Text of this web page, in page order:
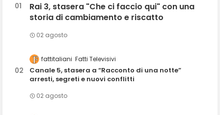
Rai 3, stasera "Che ci faccio qui" con una
storia di cambiamento e riscatto
02 agosto
fattitaliani Fatti Televisivi
Canale 5, stasera a “Racconto di una notte”
arresti, segreti e nuovi conflitti
02 agosto